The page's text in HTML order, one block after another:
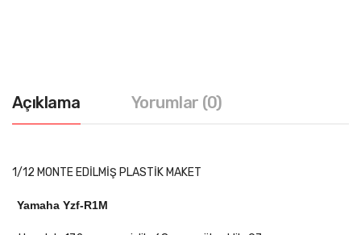
Açıklama Yorumlar (0)
1/12 MONTE EDİLMİŞ PLASTİK MAKET
Yamaha Yzf-R1M